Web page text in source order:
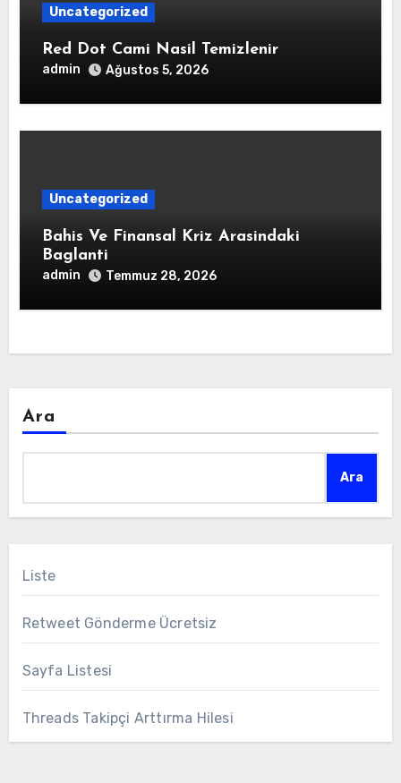
Uncategorized
Red Dot Cami Nasil Temizlenir
admin Ağustos 5, 2026
Uncategorized
Bahis Ve Finansal Kriz Arasindaki
Baglanti
admin Temmuz 28, 2026
Ara
Ara
Liste
Retweet Gönderme Ücretsiz
Sayfa Listesi
Threads Takipçi Arttırma Hilesi